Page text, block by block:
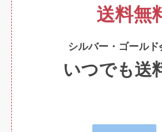
送料無
シルバー・ゴールド
いつでも送